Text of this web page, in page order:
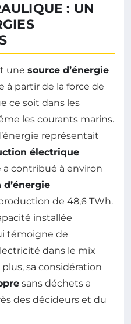
: UN
une source d’énergie
à partir de la force de
ce soit dans les
les courants marins.
représentait
électrique
a contribué à environ
de 48,6 TWh.
installée
témoigne de
dans le mix
sa considération
sans déchets a
des décideurs et du